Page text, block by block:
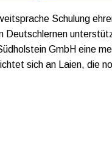
Schulung
Deutschlernen
GmbH eine
sich an Laien, die